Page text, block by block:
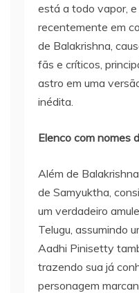
está a todo vapor,
recentemente em
de Balakrishna,
fãs e críticos,
astro em uma
inédita.
Elenco com nomes
Além de
de Samyuktha,
um verdadeiro
Telugu, assumindo
Aadhi Pinisetty
trazendo sua já
personagem